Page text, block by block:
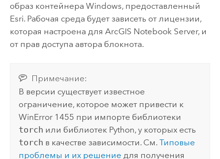
образ контейнера Windows, предоставленный
Esri. Рабочая среда будет зависеть от лицензии,
которая настроена для ArcGIS Notebook Server, и
от прав доступа автора блокнота.
Примечание:
В версии существует известное
ограничение, которое может привести к
WinError 1455 при импорте библиотеки
torch или библиотек Python, у которых есть
torch в качестве зависимости. См. Типовые
проблемы и их решение для получения